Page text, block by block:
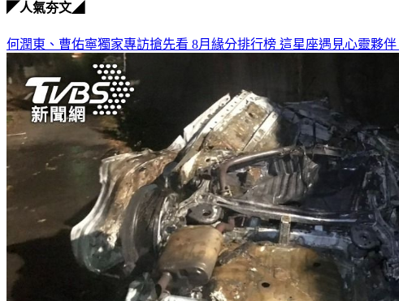
◤人氣夯文◢
何潤東、曹佑寧獨家專訪搶先看 8月緣分排行榜 這星座遇見心靈夥伴